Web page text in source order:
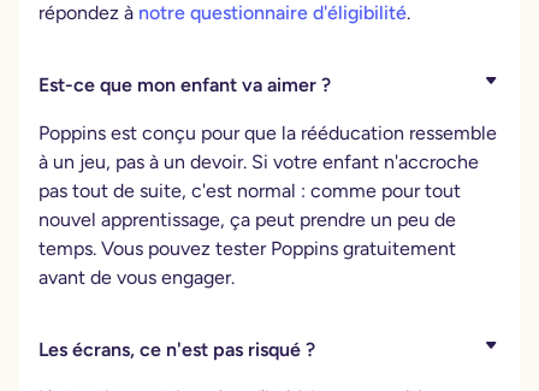
répondez à notre questionnaire d'éligibilité.
Est-ce que mon enfant va aimer ?
Poppins est conçu pour que la rééducation ressemble
à un jeu, pas à un devoir. Si votre enfant n'accroche
pas tout de suite, c'est normal : comme pour tout
nouvel apprentissage, ça peut prendre un peu de
temps. Vous pouvez tester Poppins gratuitement
avant de vous engager.
Les écrans, ce n'est pas risqué ?